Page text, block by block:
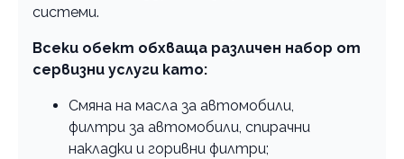
системи.
Всеки обект обхваща различен набор от
сервизни услуги като:
Смяна на масла за автомобили,
филтри за автомобили, спирачни
накладки и горивни филтри;